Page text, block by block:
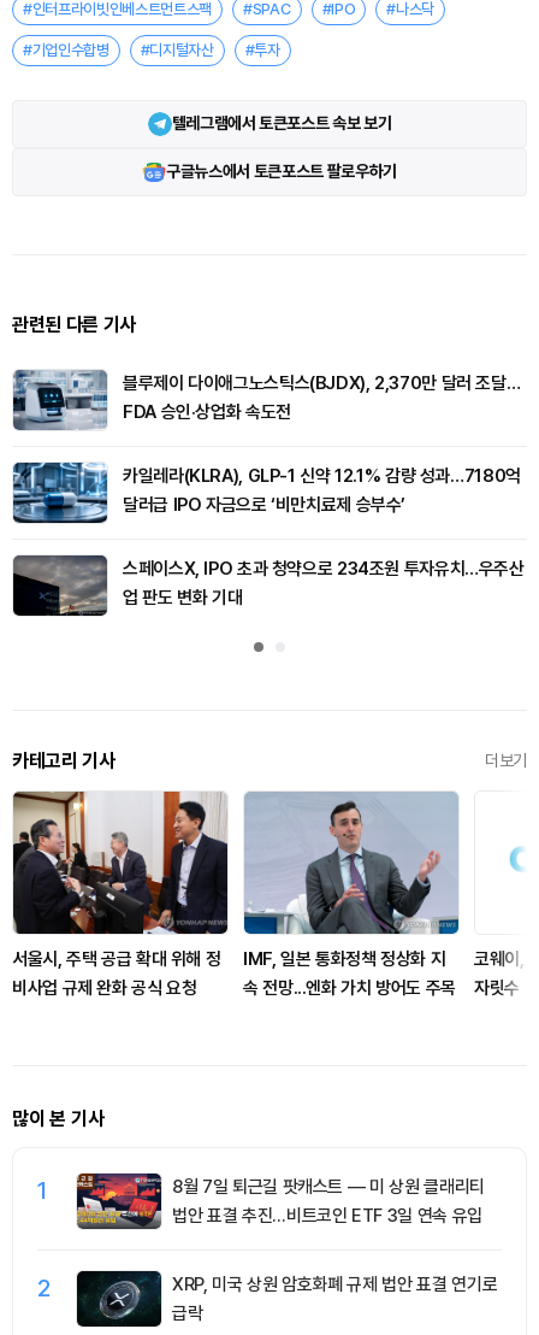
#인터프라이빗인베스트먼트스팩 #SPAC #IPO #나스닥
#기업인수합병 #디지털자산 #투자
텔레그램에서 토큰포스트 속보 보기
구글뉴스에서 토큰포스트 팔로우하기
관련된 다른 기사
블루제이 다이애그노스틱스(BJDX), 2,370만 달러 조달…
FDA 승인·상업화 속도전
카일레라(KLRA), GLP-1 신약 12.1% 감량 성과…7180억
달러급 IPO 자금으로 ‘비만치료제 승부수’
스페이스X, IPO 초과 청약으로 234조원 투자유치…우주산
업 판도 변화 기대
카테고리 기사 더보기
서울시, 주택 공급 확대 위해 정
비사업 규제 완화 공식 요청
IMF, 일본 통화정책 정상화 지
속 전망...엔화 가치 방어도 주목
코웨이,
자릿수
많이 본 기사
1
8월 7일 퇴근길 팟캐스트 — 미 상원 클래리티
법안 표결 추진…비트코인 ETF 3일 연속 유입
2
XRP, 미국 상원 암호화폐 규제 법안 표결 연기로
급락